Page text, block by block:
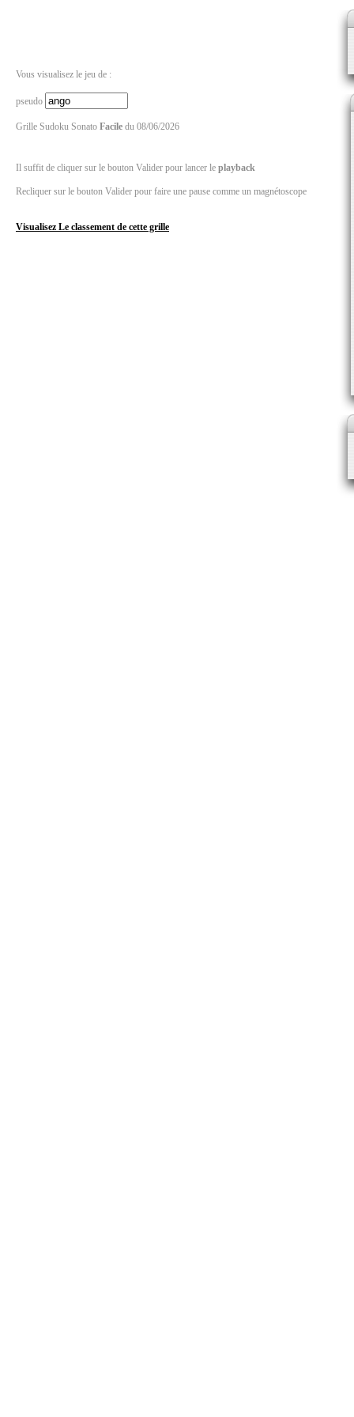
Vous visualisez le jeu de :
pseudo
Grille Sudoku Sonato Facile du 08/06/2026
Il suffit de cliquer sur le bouton Valider pour lancer le playback
Recliquer sur le bouton Valider pour faire une pause comme un magnétoscope
Visualisez Le classement de cette grille